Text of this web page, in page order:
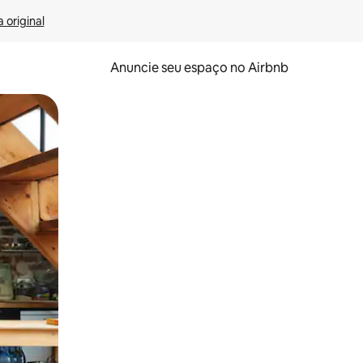
original
Anuncie seu espaço no Airbnb
o dedo na tela.